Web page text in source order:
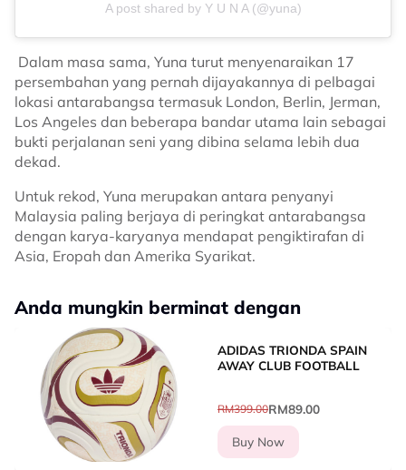
A post shared by Y U N A (@yuna)
Dalam masa sama, Yuna turut menyenaraikan 17
persembahan yang pernah dijayakannya di pelbagai
lokasi antarabangsa termasuk London, Berlin, Jerman,
Los Angeles dan beberapa bandar utama lain sebagai
bukti perjalanan seni yang dibina selama lebih dua
dekad.
Untuk rekod, Yuna merupakan antara penyanyi
Malaysia paling berjaya di peringkat antarabangsa
dengan karya-karyanya mendapat pengiktirafan di
Asia, Eropah dan Amerika Syarikat.
Anda mungkin berminat dengan
ADIDAS TRIONDA SPAIN
AWAY CLUB FOOTBALL
RM399.00RM89.00
Buy Now